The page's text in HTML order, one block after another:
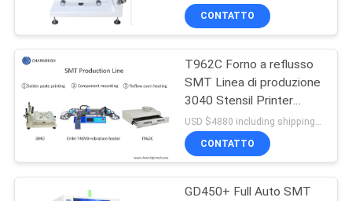
stampino della pasta
della lega per saldatura di
CONTATTO
T962C Forno a reflusso
SMT Linea di produzione
3040 Stensil Printer
Chmt48vb Tavola in altoUSD $4880 including shipping MOQ:1 set
CONTATTO
GD450+ Full Auto SMT